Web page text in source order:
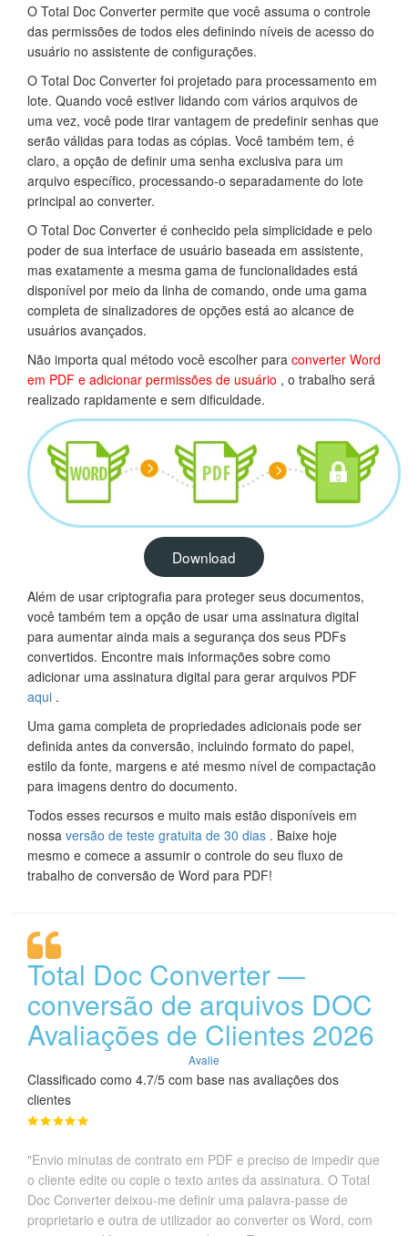
O Total Doc Converter permite que você assuma o controle
das permissões de todos eles definindo níveis de acesso do
usuário no assistente de configurações.
O Total Doc Converter foi projetado para processamento em
lote. Quando você estiver lidando com vários arquivos de
uma vez, você pode tirar vantagem de predefinir senhas que
serão válidas para todas as cópias. Você também tem, é
claro, a opção de definir uma senha exclusiva para um
arquivo específico, processando-o separadamente do lote
principal ao converter.
O Total Doc Converter é conhecido pela simplicidade e pelo
poder de sua interface de usuário baseada em assistente,
mas exatamente a mesma gama de funcionalidades está
disponível por meio da linha de comando, onde uma gama
completa de sinalizadores de opções está ao alcance de
usuários avançados.
Não importa qual método você escolher para converter Word
em PDF e adicionar permissões de usuário , o trabalho será
realizado rapidamente e sem dificuldade.
Download
Além de usar criptografia para proteger seus documentos,
você também tem a opção de usar uma assinatura digital
para aumentar ainda mais a segurança dos seus PDFs
convertidos. Encontre mais informações sobre como
adicionar uma assinatura digital para gerar arquivos PDF
aqui .
Uma gama completa de propriedades adicionais pode ser
definida antes da conversão, incluindo formato do papel,
estilo da fonte, margens e até mesmo nível de compactação
para imagens dentro do documento.
Todos esses recursos e muito mais estão disponíveis em
nossa versão de teste gratuita de 30 dias . Baixe hoje
mesmo e comece a assumir o controle do seu fluxo de
trabalho de conversão de Word para PDF!
Total Doc Converter —
conversão de arquivos DOC
Avaliações de Clientes 2026
Avalie
Classificado como 4.7/5 com base nas avaliações dos
clientes
"Envio minutas de contrato em PDF e preciso de impedir que
o cliente edite ou copie o texto antes da assinatura. O Total
Doc Converter deixou-me definir uma palavra-passe de
proprietario e outra de utilizador ao converter os Word, com